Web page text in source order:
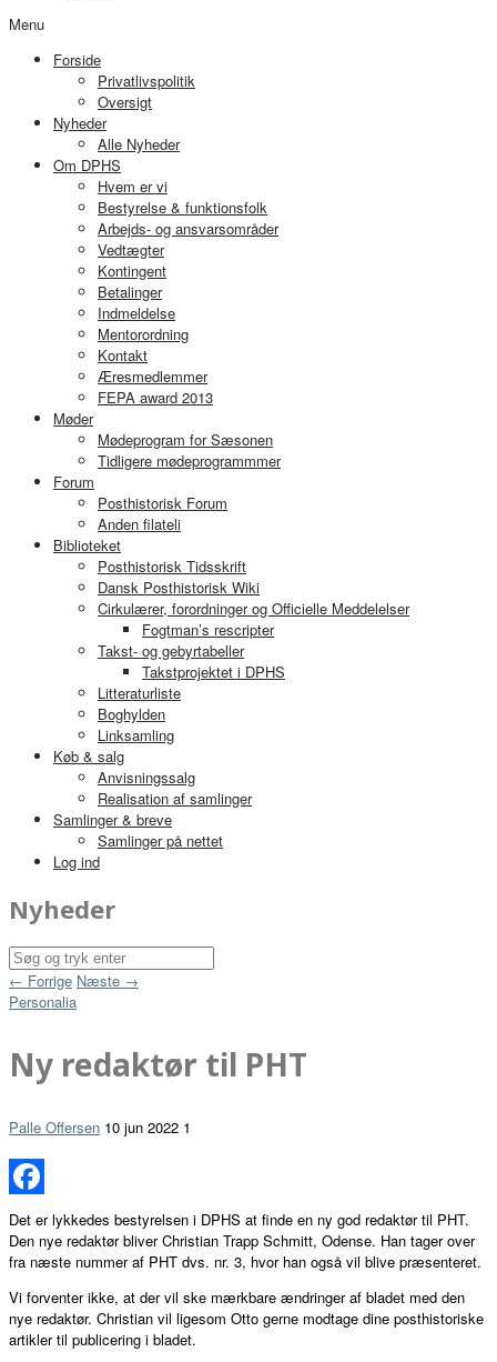
Menu
Forside
Privatlivspolitik
Oversigt
Nyheder
Alle Nyheder
Om DPHS
Hvem er vi
Bestyrelse & funktionsfolk
Arbejds- og ansvarsområder
Vedtægter
Kontingent
Betalinger
Indmeldelse
Mentorordning
Kontakt
Æresmedlemmer
FEPA award 2013
Møder
Mødeprogram for Sæsonen
Tidligere mødeprogrammmer
Forum
Posthistorisk Forum
Anden filateli
Biblioteket
Posthistorisk Tidsskrift
Dansk Posthistorisk Wiki
Cirkulærer, forordninger og Officielle Meddelelser
Fogtman’s rescripter
Takst- og gebyrtabeller
Takstprojektet i DPHS
Litteraturliste
Boghylden
Linksamling
Køb & salg
Anvisningssalg
Realisation af samlinger
Samlinger & breve
Samlinger på nettet
Log ind
Nyheder
← Forrige Næste →
Personalia
Ny redaktør til PHT
Palle Offersen 10 jun 2022 1
Facebook
Det er lykkedes bestyrelsen i DPHS at finde en ny god redaktør til PHT.
Den nye redaktør bliver Christian Trapp Schmitt, Odense. Han tager over
fra næste nummer af PHT dvs. nr. 3, hvor han også vil blive præsenteret.
Vi forventer ikke, at der vil ske mærkbare ændringer af bladet med den
nye redaktør. Christian vil ligesom Otto gerne modtage dine posthistoriske
artikler til publicering i bladet.